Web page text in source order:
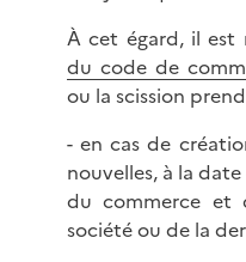
À cet égard, il est
du code de
ou la scission
- en cas de
nouvelles, à la
du commerce et
société ou de la